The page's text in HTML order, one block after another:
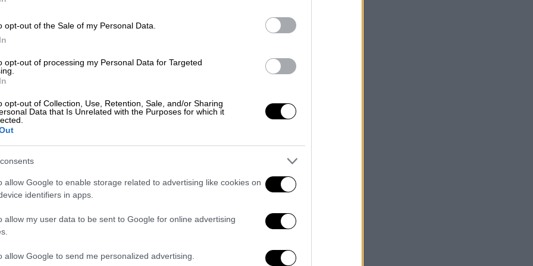
opt-out of the Sale of my Personal Data.
opt-out of processing my Personal Data for Targeted
opt-out of Collection, Use, Retention, Sale, and/or Sharing
Data that Is Unrelated with the Purposes for which it
allow Google to enable storage related to advertising like cookies on
identifiers in apps.
allow my user data to be sent to Google for online advertising
allow Google to send me personalized advertising.
Ελλάδα|24.04.2021 17:42
πρεμιέρα
εργαζόμενοι προσαρμόστηκαν
πλήρως στους υγειονομικούς
λειτουργίας των εμπορικών κέντρων
Πολιτική 24.04.2021 17:00
Ο Άδωνις Γεωργιάδης έκανε
κέντρα